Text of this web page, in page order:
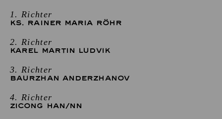
1. Richter
KS. RAINER MARIA RÖHR
2. Richter
KAREL MARTIN LUDVIK
3. Richter
BAURZHAN ANDERZHANOV
4. Richter
ZICONG HAN/NN